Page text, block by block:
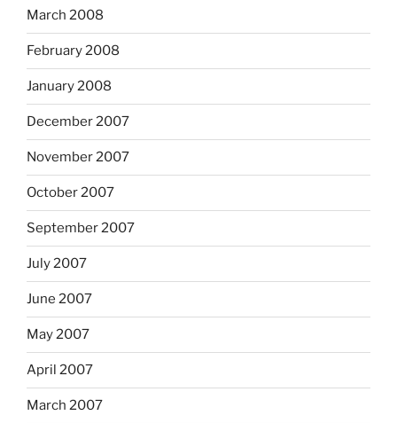
March 2008
February 2008
January 2008
December 2007
November 2007
October 2007
September 2007
July 2007
June 2007
May 2007
April 2007
March 2007